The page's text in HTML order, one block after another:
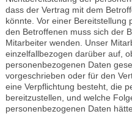
dass der Vertrag mit dem
könnte. Vor einer Bereitstellung
den Betroffenen muss sich der
Mitarbeiter wenden. Unser
einzelfallbezogen darüber auf,
personenbezogenen Daten
vorgeschrieben oder für den
eine Verpflichtung besteht, die
bereitzustellen, und welche
personenbezogenen Daten hätte.